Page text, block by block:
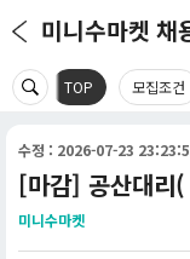
미니수마켓 채
TOP 모집조건
수정 : 2026-07-23
[마감] 공산대리
미니수마켓